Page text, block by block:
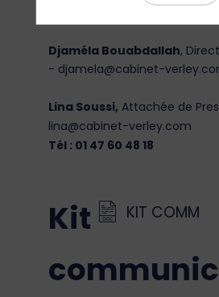
Djaméla Bouabdallah,
- djamela@cabinet-
Lina Soussi, Attachée de
lina@cabinet-verley.com
Tél : 01 47 60 48 18
Kit
KIT COMM